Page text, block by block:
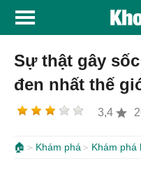
Sự thật gây
đen nhất thế
3,4
🏠 Khám phá Khám phá